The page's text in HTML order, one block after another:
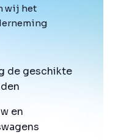
wij het
de geschikte
en